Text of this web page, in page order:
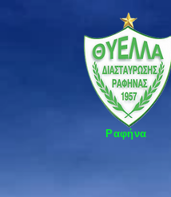
Ραφήνα